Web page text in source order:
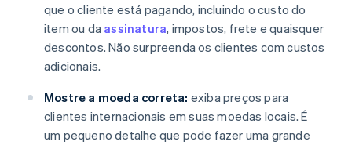
que o cliente está pagando, incluindo o custo do
item ou da assinatura, impostos, frete e quaisquer
descontos. Não surpreenda os clientes com custos
adicionais.
Mostre a moeda correta: exiba preços para
clientes internacionais em suas moedas locais. É
um pequeno detalhe que pode fazer uma grande